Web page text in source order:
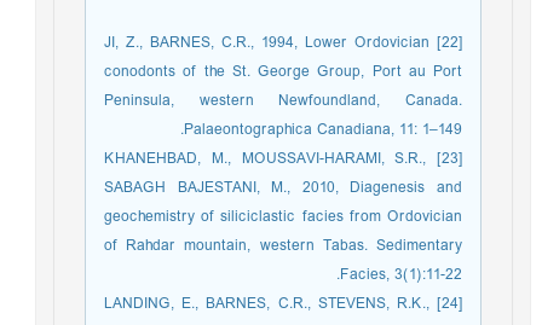
[22] JI, Z., BARNES, C.R., 1994, Lower Ordovician
conodonts of the St. George Group, Port au Port
Peninsula, western Newfoundland, Canada.
Palaeontographica Canadiana, 11: 1–149.
[23] KHANEHBAD, M., MOUSSAVI-HARAMI, S.R.,
SABAGH BAJESTANI, M., 2010, Diagenesis and
geochemistry of siliciclastic facies from Ordovician
of Rahdar mountain, western Tabas. Sedimentary
Facies, 3(1):11-22.
[24] LANDING, E., BARNES, C.R., STEVENS, R.K.,